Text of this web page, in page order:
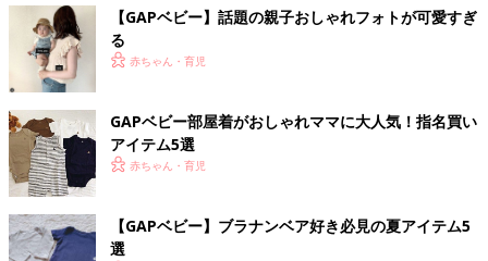
【GAPベビー】話題の親子おしゃれフォトが可愛すぎ
る
赤ちゃん・育児
GAPベビー部屋着がおしゃれママに大人気！指名買い
アイテム5選
赤ちゃん・育児
【GAPベビー】ブラナンベア好き必見の夏アイテム5
選